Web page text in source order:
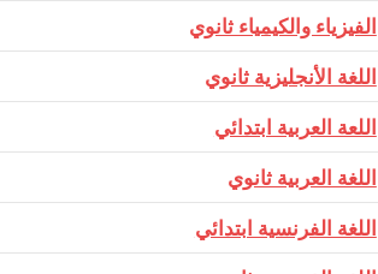
الفيزياء والكيمياء ثانوي
​اللغة الأنجليزية ثانوي
اللعة العربية ابتدائي
​اللغة العربية ثانوي
اللغة الفرنسية ابتدائي